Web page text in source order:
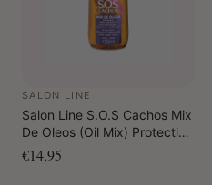
SALON LINE
Salon Line S.O.S Cachos Mix
De Oleos (Oil Mix) Protective
Oil 100 ml
€14,95